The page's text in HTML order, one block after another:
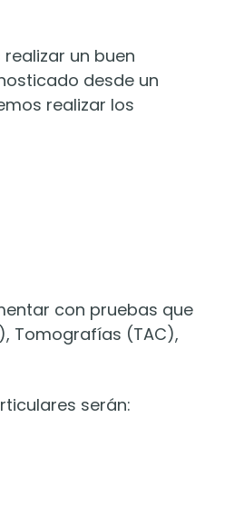
un buen
desde un
realizar los
con pruebas que
Tomografías (TAC),
serán: